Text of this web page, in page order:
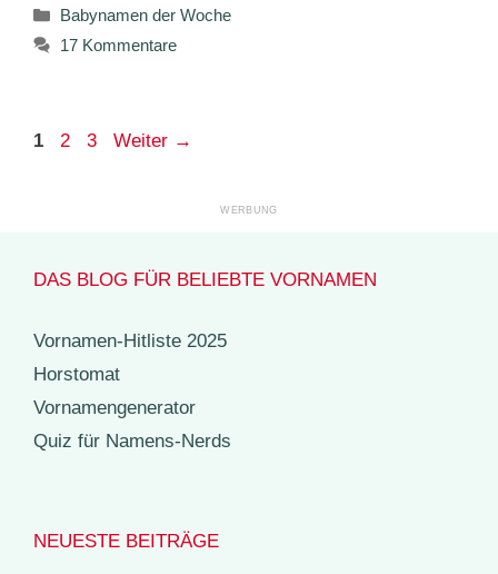
Kategorien
Babynamen der Woche
17 Kommentare
Seite
1 Seite
2 Seite
3 Weiter →
DAS BLOG FÜR BELIEBTE VORNAMEN
Vornamen-Hitliste 2025
Horstomat
Vornamengenerator
Quiz für Namens-Nerds
NEUESTE BEITRÄGE